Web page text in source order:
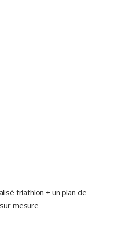
triathlon + un plan de
mesure